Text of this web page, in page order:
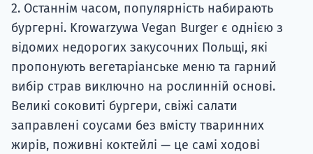
2. Останнім часом, популярність набирають
бургерні. Krowarzywa Vegan Burger є однією з
відомих недорогих закусочних Польщі, які
пропонують вегетаріанське меню та гарний
вибір страв виключно на рослинній основі.
Великі соковиті бургери, свіжі салати
заправлені соусами без вмісту тваринних
жирів, поживні коктейлі — це самі ходові